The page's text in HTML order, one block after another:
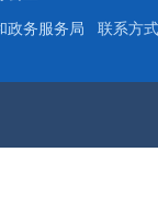
政务服务局 联系方